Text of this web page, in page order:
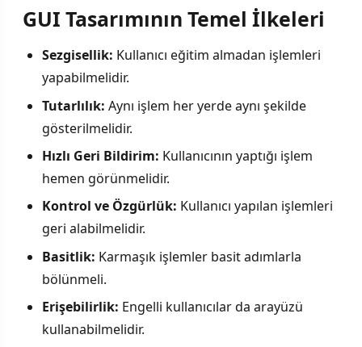
GUI Tasarımının Temel İlkeleri
Sezgisellik: Kullanıcı eğitim almadan işlemleri
yapabilmelidir.
Tutarlılık: Aynı işlem her yerde aynı şekilde
gösterilmelidir.
Hızlı Geri Bildirim: Kullanıcının yaptığı işlem
hemen görünmelidir.
Kontrol ve Özgürlük: Kullanıcı yapılan işlemleri
geri alabilmelidir.
Basitlik: Karmaşık işlemler basit adımlarla
bölünmeli.
Erişebilirlik: Engelli kullanıcılar da arayüzü
kullanabilmelidir.